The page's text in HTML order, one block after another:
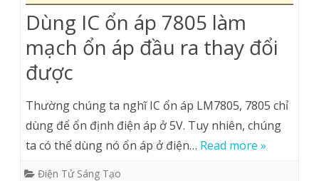
Dùng IC ổn áp 7805 làm
mạch ổn áp đầu ra thay đổi
được
Thường chúng ta nghĩ IC ổn áp LM7805, 7805 chỉ
dùng để ổn định điện áp ở 5V. Tuy nhiên, chúng
ta có thể dùng nó ổn áp ở điện… Read more »
Điện Tử Sáng Tạo